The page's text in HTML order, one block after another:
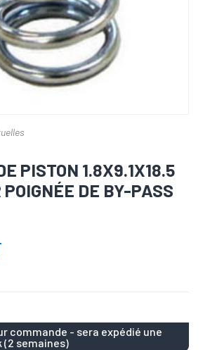
PISTON 1.8X9.1X18.5
POIGNÉE DE BY-PASS
commande - sera expédié une
(2 semaines)